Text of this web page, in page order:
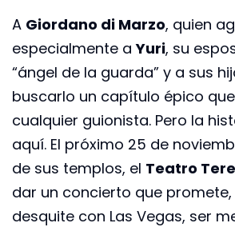
A Giordano di Marzo, quien
especialmente aYuri, su
“ángel de la guarda” y a sus
buscarlo un capítulo épico
cualquier guionista. Pero la
aquí. El próximo 25 de
de sus templos, el Teatro
dar un concierto que
desquite con Las Vegas, ser